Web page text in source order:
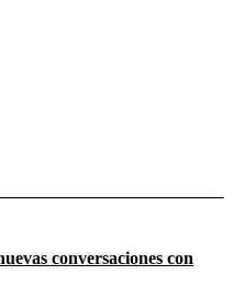
conversaciones con